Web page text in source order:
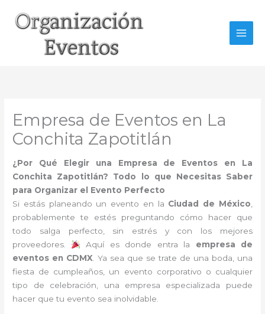
contenido
Empresa de Eventos en La
Conchita Zapotitlán
¿Por Qué Elegir una Empresa de Eventos en La
Conchita Zapotitlán? Todo lo que Necesitas Saber
para Organizar el Evento Perfecto
Si estás planeando un evento en la Ciudad de México,
probablemente te estés preguntando cómo hacer que
todo salga perfecto, sin estrés y con los mejores
proveedores.
Aquí es donde entra la empresa de
eventos en CDMX. Ya sea que se trate de una boda, una
fiesta de cumpleaños, un evento corporativo o cualquier
tipo de celebración, una empresa especializada puede
hacer que tu evento sea inolvidable.